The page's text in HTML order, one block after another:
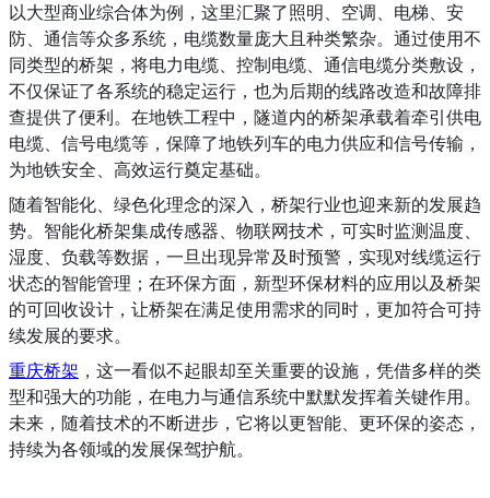
以大型商业综合体为例，这里汇聚了照明、空调、电梯、安
防、通信等众多系统，电缆数量庞大且种类繁杂。通过使用不
同类型的桥架，将电力电缆、控制电缆、通信电缆分类敷设，
不仅保证了各系统的稳定运行，也为后期的线路改造和故障排
查提供了便利。在地铁工程中，隧道内的桥架承载着牵引供电
电缆、信号电缆等，保障了地铁列车的电力供应和信号传输，
为地铁安全、高效运行奠定基础。
随着智能化、绿色化理念的深入，桥架行业也迎来新的发展趋
势。智能化桥架集成传感器、物联网技术，可实时监测温度、
湿度、负载等数据，一旦出现异常及时预警，实现对线缆运行
状态的智能管理；在环保方面，新型环保材料的应用以及桥架
的可回收设计，让桥架在满足使用需求的同时，更加符合可持
续发展的要求。
重庆桥架 ，这一看似不起眼却至关重要的设施，凭借多样的类
型和强大的功能，在电力与通信系统中默默发挥着关键作用。
未来，随着技术的不断进步，它将以更智能、更环保的姿态，
持续为各领域的发展保驾护航。